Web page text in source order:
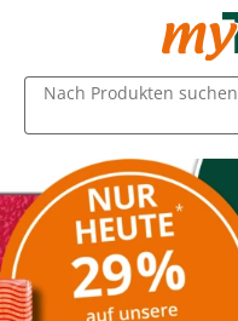
Nach Produkten suchen